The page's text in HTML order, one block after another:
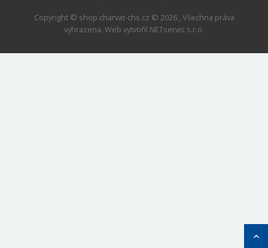
Copyright © shop.charvat-chs.cz © 2026 , Všechna práva
vyhrazena. Web vytvořil NETservis s.r.o.